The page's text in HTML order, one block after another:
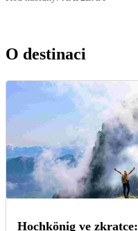
O destinaci
Hochkönig ve zkratce: